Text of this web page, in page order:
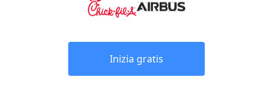
Inizia gratis